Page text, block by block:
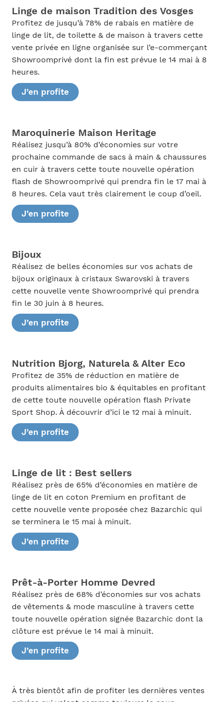
Linge de maison Tradition des Vosges
Profitez de jusqu’à 78% de rabais en matière de
linge de lit, de toilette & de maison à travers cette
vente privée en ligne organisée sur l’e-commerçant
Showroomprivé dont la fin est prévue le 14 mai à 8
heures.
J’en profite
Maroquinerie Maison Heritage
Réalisez jusqu’à 80% d’économies sur votre
prochaine commande de sacs à main & chaussures
en cuir à travers cette toute nouvelle opération
flash de Showroomprivé qui prendra fin le 17 mai à
8 heures. Cela vaut très clairement le coup d’oeil.
J’en profite
Bijoux
Réalisez de belles économies sur vos achats de
bijoux originaux à cristaux Swarovski à travers
cette nouvelle vente Showroomprivé qui prendra
fin le 30 juin à 8 heures.
J’en profite
Nutrition Bjorg, Naturela & Alter Eco
Profitez de 35% de réduction en matière de
produits alimentaires bio & équitables en profitant
de cette toute nouvelle opération flash Private
Sport Shop. À découvrir d’ici le 12 mai à minuit.
J’en profite
Linge de lit : Best sellers
Réalisez près de 65% d’économies en matière de
linge de lit en coton Premium en profitant de
cette nouvelle vente proposée chez Bazarchic qui
se terminera le 15 mai à minuit.
J’en profite
Prêt-à-Porter Homme Devred
Réalisez près de 68% d’économies sur vos achats
de vêtements & mode masculine à travers cette
toute nouvelle opération signée Bazarchic dont la
clôture est prévue le 14 mai à minuit.
J’en profite
À très bientôt afin de profiter les dernières ventes